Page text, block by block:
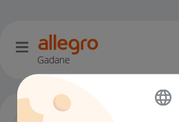
Gadane